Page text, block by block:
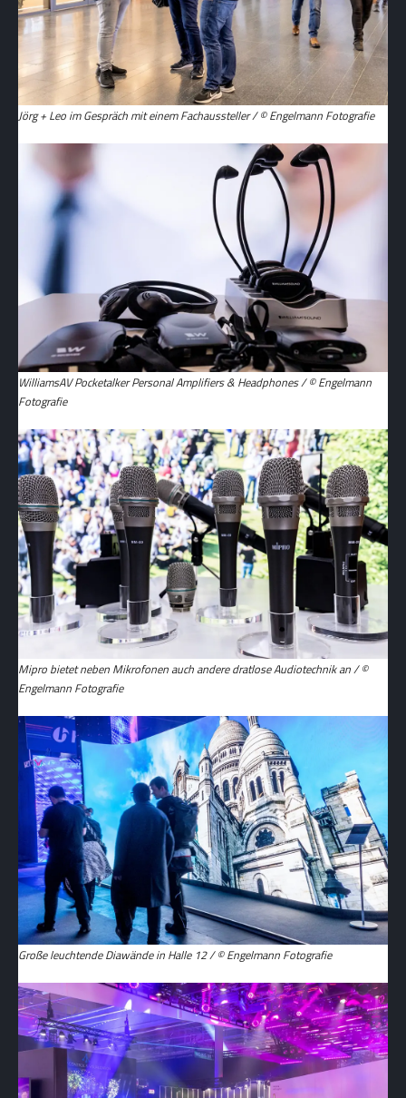
Jörg + Leo im Gespräch mit einem Fachaussteller / © Engelmann Fotografie
WilliamsAV Pocketalker Personal Amplifiers & Headphones / © Engelmann
Fotografie
Mipro bietet neben Mikrofonen auch andere dratlose Audiotechnik an / ©
Engelmann Fotografie
Große leuchtende Diawände in Halle 12 / © Engelmann Fotografie